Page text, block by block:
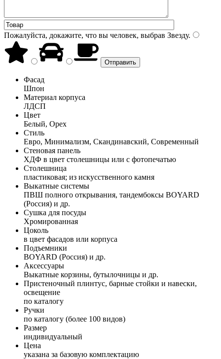
Пожалуйста, докажите, что вы человек, выбрав Звезду.
Фасад
Шпон
Материал корпуса
ЛДСП
Цвет
Белый, Орех
Стиль
Евро, Минимализм, Скандинавский, Современный
Стеновая панель
ХДФ в цвет столешницы или с фотопечатью
Столешница
пластиковая; из искусственного камня
Выкатные системы
ПВШ полного открывания, тандембоксы BOYARD
(Россия) и др.
Сушка для посуды
Хромированная
Цоколь
в цвет фасадов или корпуса
Подъемники
BOYARD (Россия) и др.
Аксессуары
Выкатные корзины, бутылочницы и др.
Пристеночный плинтус, барные стойки и навески,
освещение
по каталогу
Ручки
по каталогу (более 100 видов)
Размер
индивидуальный
Цена
указана за базовую комплектацию